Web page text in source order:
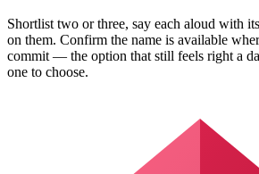
Shortlist two or three, say each aloud with
on them. Confirm the name is available
commit — the option that still feels right a
one to choose.